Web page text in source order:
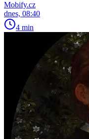
Mobify.cz
dnes, 08:40
4 min